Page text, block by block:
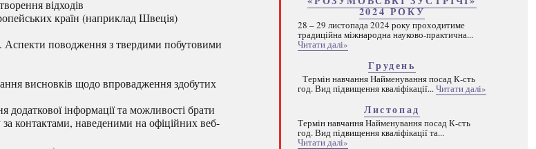
відходів
країн (наприклад Швеція)
Аспекти поводження з твердими побутовими
висновків щодо впровадження здобутих
інформації та можливості брати
за контактами, наведеними на офіційних веб-
2024 РОКУ
28 – 29 листопада 2024 року проходитиме
традиційна міжнародна науково-практична...
Читати далі»
Грудень
Термін навчання Найменування посад К-сть
год. Вид підвищення кваліфікації...Читати далі»
Листопад
Термін навчання Найменування посад К-сть
год. Вид підвищення кваліфікації та...
Читати далі»